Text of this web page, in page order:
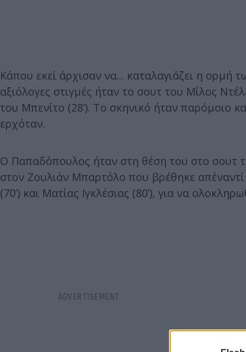
Κάπου εκεί άρχισαν να... καταλαγιάζει η
αξιόλογες στιγμές ήταν το σουτ του Μίλος
του Μπενίτο (28’). Το σκηνικό ήταν παρόμοιο
ερχόταν.
Ο Παπαδόπουλος ήταν στη θέση του στο σουτ
στον Ζουλιάν Μπαρτόλο που βρέθηκε
(70’) και Ματίας Ιγκλέσιας (80’), για να